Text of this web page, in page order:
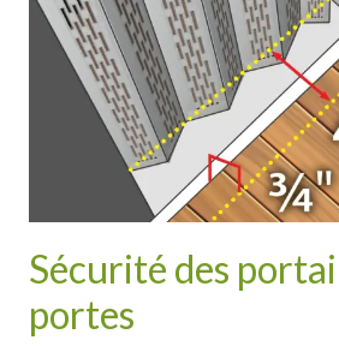
Sécurité des
portes